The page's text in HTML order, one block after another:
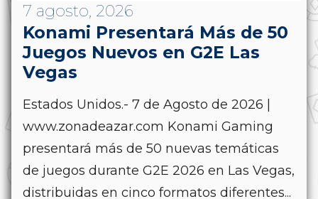
7 agosto, 2026
Konami Presentará Más de 50
Juegos Nuevos en G2E Las
Vegas
Estados Unidos.- 7 de Agosto de 2026 |
www.zonadeazar.com Konami Gaming
presentará más de 50 nuevas temáticas
de juegos durante G2E 2026 en Las Vegas,
distribuidas en cinco formatos diferentes...